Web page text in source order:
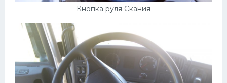
Кнопка руля Скания